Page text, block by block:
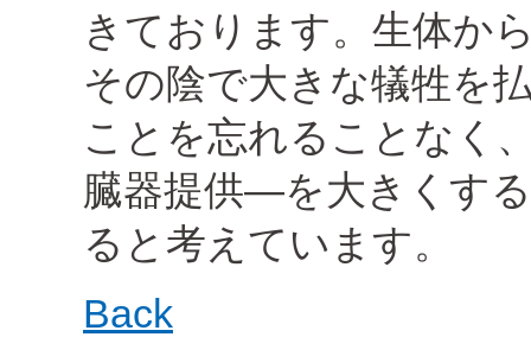
きております。生体か
その陰で大きな犠牲を
ことを忘れることなく
臓器提供―を大きくす
ると考えています。
Back